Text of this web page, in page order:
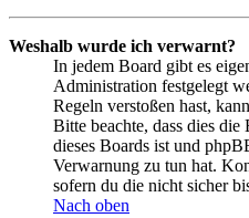
Weshalb wurde ich verwarnt?
In jedem Board gibt es
Administration festgelegt
Regeln verstoßen hast,
Bitte beachte, dass dies
dieses Boards ist und
Verwarnung zu tun hat.
sofern du die nicht sicher
Nach oben